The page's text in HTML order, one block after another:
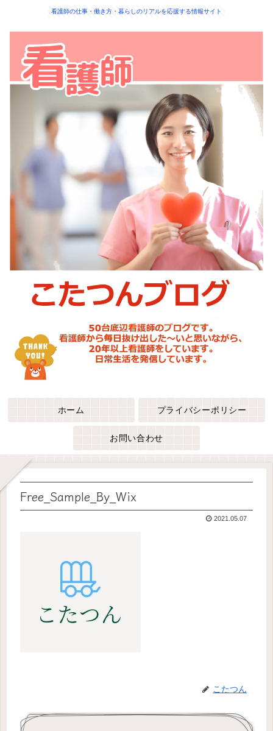
看護師の仕事・働き方・暮らしのリアルを応援する情報サイト
ホーム プライバシーポリシー
お問い合わせ
Free_Sample_By_Wix
2021.05.07
こたつん